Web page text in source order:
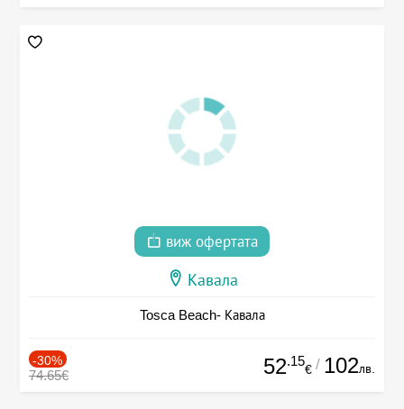
виж офертата
Кавала
Tosca Beach- Кавала
-30%
74.65€ 52.15
€ / 102лв.